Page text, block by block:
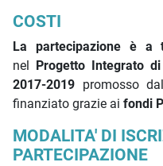
COSTI
La partecipazione è a
nel
Progetto Integrato
2017-2019 promosso
finanziato grazie ai fondi
MODALITA' DI
PARTECIPAZIONE